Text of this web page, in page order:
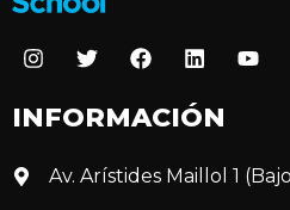
INFORMACIÓN
Av. Arístides Maillol 1